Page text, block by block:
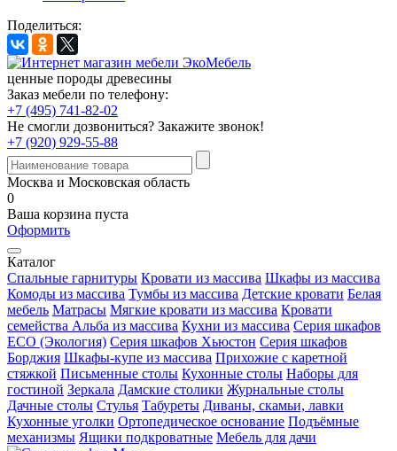
Поделиться:
ценные породы древесины
Заказ мебели по телефону:
+7 (495) 741-82-02
Не смогли дозвониться? Закажите звонок!
+7 (920) 929-55-88
Москва и Московская область
0
Ваша корзина пуста
Оформить
Каталог
Спальные гарнитуры Кровати из массива Шкафы из массива
Комоды из массива Тумбы из массива Детские кровати Белая
мебель Матрасы Мягкие кровати из массива Кровати
семейства Альба из массива Кухни из массива Серия шкафов
ECO (Экология) Серия шкафов Хьюстон Серия шкафов
Борджия Шкафы-купе из массива Прихожие с каретной
стяжкой Письменные столы Кухонные столы Наборы для
гостиной Зеркала Дамские столики Журнальные столы
Дачные столы Стулья Табуреты Диваны, скамьи, лавки
Кухонные уголки Ортопедическое основание Подъёмные
механизмы Ящики подкроватные Мебель для дачи